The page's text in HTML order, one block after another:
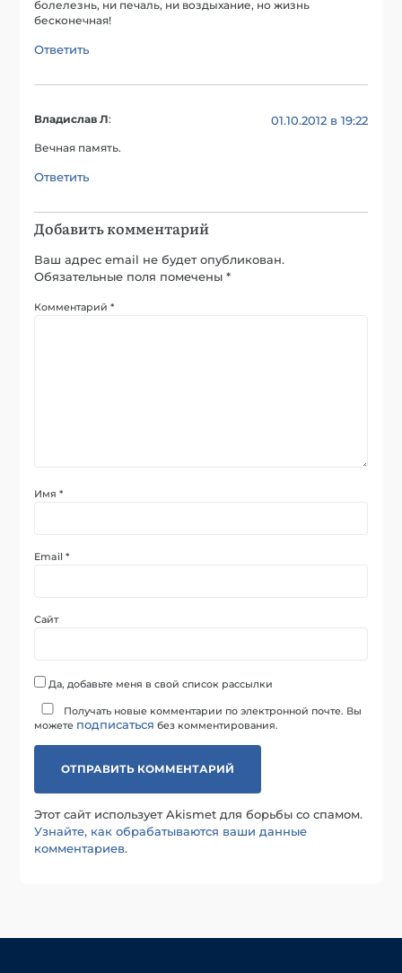
болелезнь, ни печаль, ни воздыхание, но жизнь
бесконечная!
Ответить
Владислав Л: 01.10.2012 в 19:22
Вечная память.
Ответить
Добавить комментарий
Ваш адрес email не будет опубликован.
Обязательные поля помечены*
Комментарий*
Имя*
Email*
Сайт
Да, добавьте меня в свой список рассылки
Получать новые комментарии по электронной почте. Вы
можете подписаться без комментирования.
Этот сайт использует Akismet для борьбы со спамом.
Узнайте, как обрабатываются ваши данные
комментариев.